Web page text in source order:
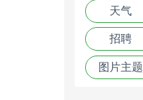
天气
招聘
图片主题